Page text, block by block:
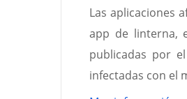
Las aplicaciones
app de linterna,
publicadas por
infectadas con el